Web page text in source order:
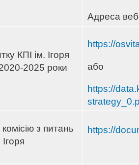
Адреса
КПІ ім. Ігоря
2025 роки
https://
або
https://
з питань
https://